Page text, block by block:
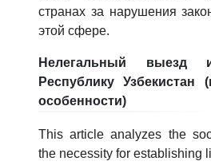
странах за нарушения
этой сфере.
Нелегальный
Республику Узбекистан
особенности)
This article analyzes the
the necessity for establishing